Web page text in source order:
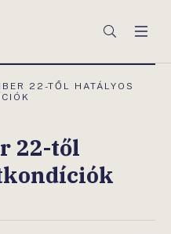
Keresés
22-TŐL HATÁLYOS
22-től